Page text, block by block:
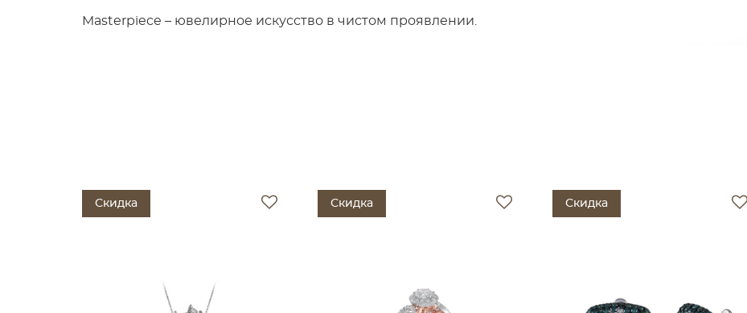
Masterpiece – ювелирное искусство в чистом проявлении.
Скидка Скидка Скидка